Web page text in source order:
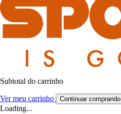
Subtotal do carrinho
Ver meu carrinho Continuar comprando
Loading...